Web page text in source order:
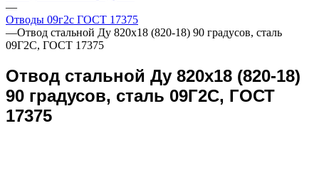
—
Отводы 09г2с ГОСТ 17375
—Отвод стальной Ду 820х18 (820-18) 90 градусов, сталь
09Г2С, ГОСТ 17375
Отвод стальной Ду 820х18 (820-18)
90 градусов, сталь 09Г2С, ГОСТ
17375